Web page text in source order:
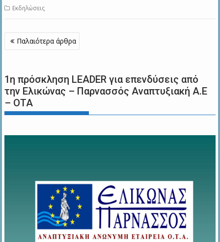
Εκδηλώσεις
Πλοήγηση
άρθρων
Παλαιότερα άρθρα
1η πρόσκληση LEADER για επενδύσεις από
την Ελικώνας – Παρνασσός Αναπτυξιακή Α.Ε
– ΟΤΑ